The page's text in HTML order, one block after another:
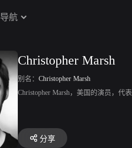
导航
Christopher Marsh
别名： Christopher Marsh
Christopher Marsh，美国的演员，代
分享